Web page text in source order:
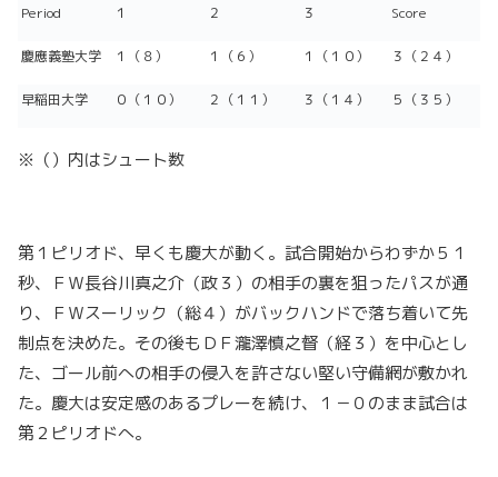
Period １ ２ ３ Score
慶應義塾大学 １（８） １（６） １（１０） ３（２４）
早稲田大学 ０（１０） ２（１１） ３（１４） ５（３５）
※（）内はシュート数
第１ピリオド、早くも慶大が動く。試合開始からわずか５１
秒、ＦＷ長谷川真之介（政３）の相手の裏を狙ったパスが通
り、ＦＷスーリック（総４）がバックハンドで落ち着いて先
制点を決めた。その後もＤＦ瀧澤慎之督（経３）を中心とし
た、ゴール前への相手の侵入を許さない堅い守備網が敷かれ
た。慶大は安定感のあるプレーを続け、１－０のまま試合は
第２ピリオドへ。